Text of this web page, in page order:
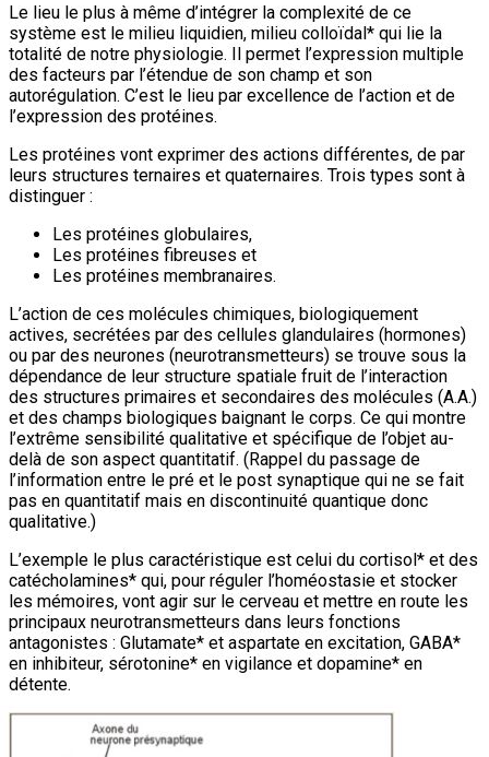
Le lieu le plus à même d’intégrer la complexité de ce
système est le milieu liquidien, milieu colloïdal* qui lie la
totalité de notre physiologie. Il permet l’expression multiple
des facteurs par l’étendue de son champ et son
autorégulation. C’est le lieu par excellence de l’action et de
l’expression des protéines.
Les protéines vont exprimer des actions différentes, de par
leurs structures ternaires et quaternaires. Trois types sont à
distinguer :
Les protéines globulaires,
Les protéines fibreuses et
Les protéines membranaires.
L’action de ces molécules chimiques, biologiquement
actives, secrétées par des cellules glandulaires (hormones)
ou par des neurones (neurotransmetteurs) se trouve sous la
dépendance de leur structure spatiale fruit de l’interaction
des structures primaires et secondaires des molécules (A.A.)
et des champs biologiques baignant le corps. Ce qui montre
l’extrême sensibilité qualitative et spécifique de l’objet au-
delà de son aspect quantitatif. (Rappel du passage de
l’information entre le pré et le post synaptique qui ne se fait
pas en quantitatif mais en discontinuité quantique donc
qualitative.)
L’exemple le plus caractéristique est celui du cortisol* et des
catécholamines* qui, pour réguler l’homéostasie et stocker
les mémoires, vont agir sur le cerveau et mettre en route les
principaux neurotransmetteurs dans leurs fonctions
antagonistes : Glutamate* et aspartate en excitation, GABA*
en inhibiteur, sérotonine* en vigilance et dopamine* en
détente.